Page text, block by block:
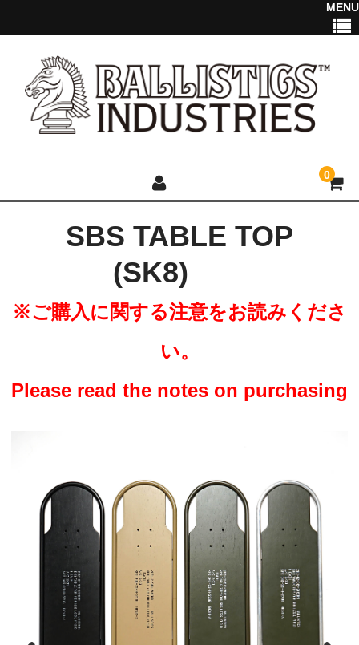
0
MENU
HOME
2025 NEW ITEM
NEWSTOCK &RESTOCK
BALLISTICS
BULLET
FURNITURE
SBS TABLE TOP
(SK8)
※ご購入に関する注意をお読みくださ
い。
Please read the notes on purchasing